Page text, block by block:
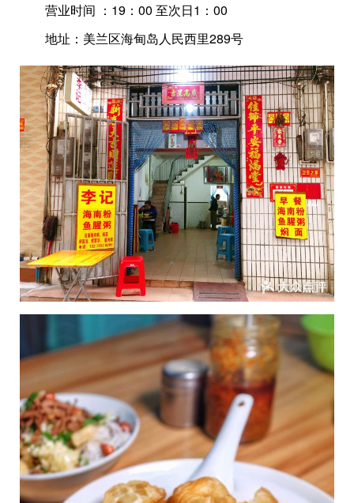
营业时间 ：19：00 至次日1：00
地址：美兰区海甸岛人民西里289号